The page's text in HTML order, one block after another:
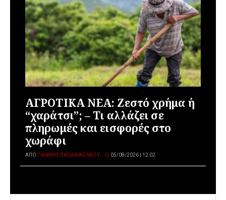
ΑΓΡΟΤΙΚΑ ΝΕΑ: Ζεστό χρήμα ή
“χαράτσι”; – Τι αλλάζει σε
πληρωμές και εισφορές στο
χωράφι
ΑΠΌ ΓΙΆΝΝΗΣ ΠΑΠΑΝΙΚΟΛΆΟΥ 05/08/2026 | 12:02